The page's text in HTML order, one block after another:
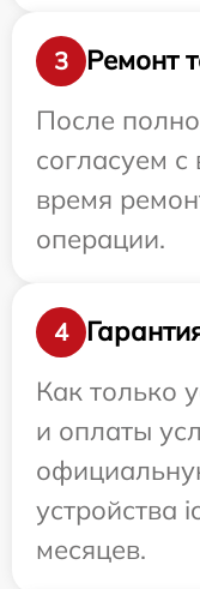
3
Ремонт
После
согласуем с
время
операции.
4
Как только
и оплаты
устройства
месяцев.